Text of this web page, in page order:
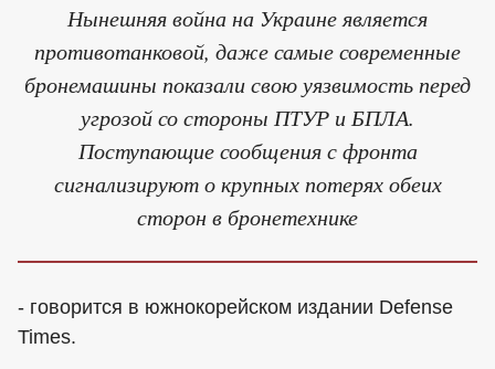
Нынешняя война на Украине является
противотанковой, даже самые современные
бронемашины показали свою уязвимость перед
угрозой со стороны ПТУР и БПЛА.
Поступающие сообщения с фронта
сигнализируют о крупных потерях обеих
сторон в бронетехнике
- говорится в южнокорейском издании Defense
Times.